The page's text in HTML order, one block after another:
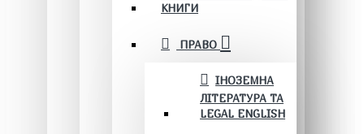
КНИГИ
ПРАВО
ІНОЗЕМНА
ЛІТЕРАТУРА ТА
LEGAL ENGLISH